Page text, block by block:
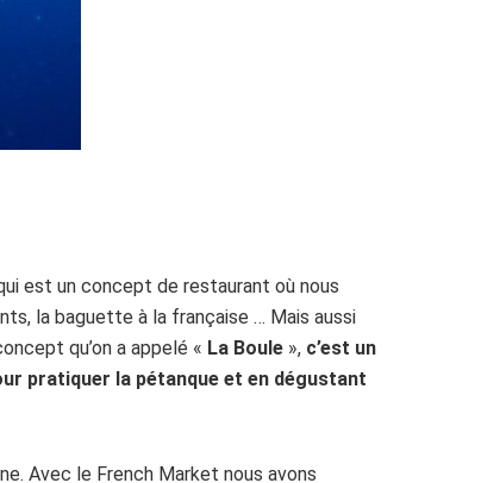
est un concept de restaurant où nous
la baguette à la française … Mais aussi
qu’on a appelé « La Boule », c’est un
pratiquer la pétanque et en dégustant
Avec le French Market nous avons